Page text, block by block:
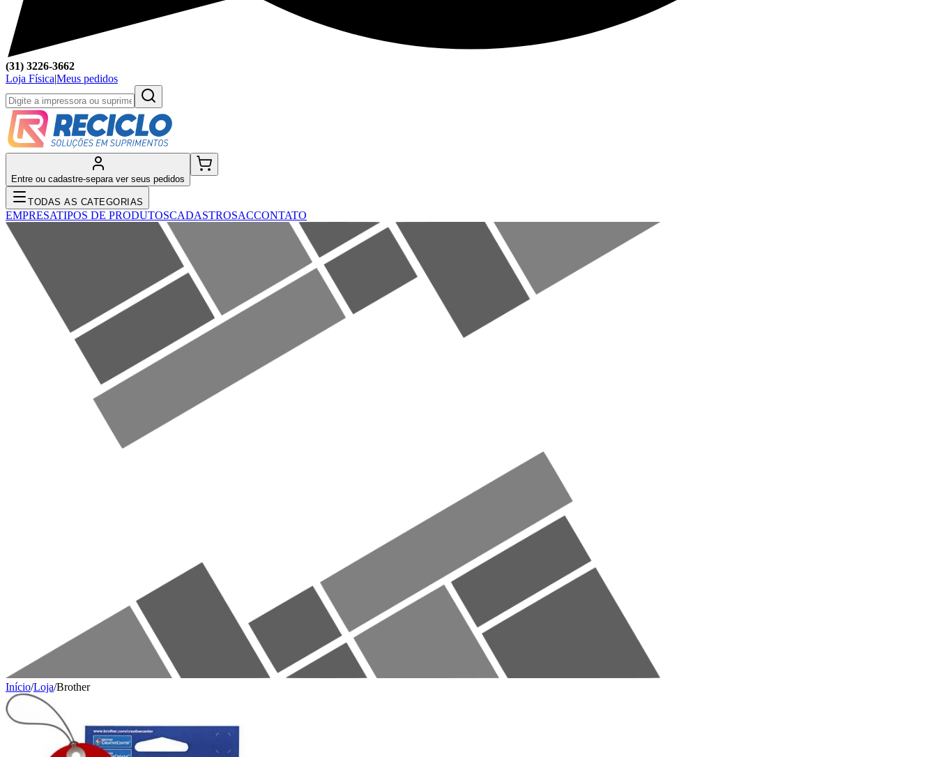
(31) 3226-3662
Loja Física|Meus pedidos
Entre ou cadastre-separa ver seus pedidos
TODAS AS CATEGORIAS
EMPRESATIPOS DE PRODUTOSCADASTROSACCONTATO
Início/Loja/Brother